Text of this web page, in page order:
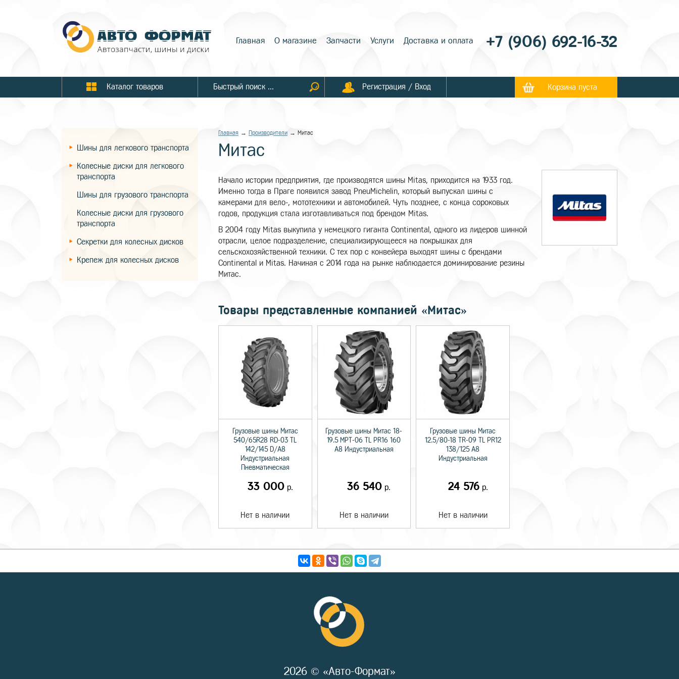
Главная О магазине Запчасти Услуги Доставка и оплата +7 (906) 692-16-32
Каталог товаров Регистрация / Вход Корзина пуста
Шины для легкового транспорта
Колесные диски для легкового
транспорта
Шины для грузового транспорта
Колесные диски для грузового
транспорта
Секретки для колесных дисков
Крепеж для колесных дисков
Главная → Производители → Митас
Митас
Начало истории предприятия, где производятся шины Mitas, приходится на 1933 год.
Именно тогда в Праге появился завод PneuMichelin, который выпускал шины с
камерами для вело-, мототехники и автомобилей. Чуть позднее, с конца сороковых
годов, продукция стала изготавливаться под брендом Mitas.
В 2004 году Mitas выкупила у немецкого гиганта Continental, одного из лидеров шинной
отрасли, целое подразделение, специализирующееся на покрышках для
сельскохозяйственной техники. С тех пор с конвейера выходят шины с брендами
Continental и Mitas. Начиная с 2014 года на рынке наблюдается доминирование резины
Митас.
Товары представленные компанией «Митас»
Грузовые шины Митас
540/65R28 RD-03 TL
142/145 D/A8
Индустриальная
Пневматическая
33 000р.
Нет в наличии
Грузовые шины Митас 18-
19.5 MPT-06 TL PR16 160
A8 Индустриальная
36 540 р.
Нет в наличии
Грузовые шины Митас
12.5/80-18 TR-09 TL PR12
138/125 A8
Индустриальная
24 576р.
Нет в наличии
2026 © «Авто-Формат»